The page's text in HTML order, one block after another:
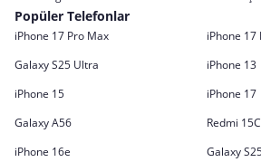
Popüler Telefonlar
iPhone 17 Pro Max
iPhone 17
Galaxy S25 Ultra
iPhone 13
iPhone 15
iPhone 17
Galaxy A56
Redmi 15C
iPhone 16e
Galaxy